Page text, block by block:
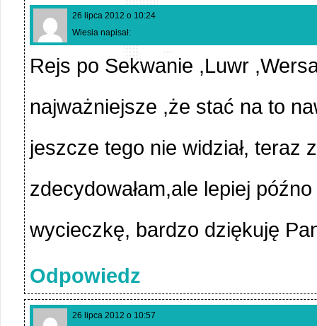
26 lipca 2012 o 10:24
Wiesia napisał:
Rejs po Sekwanie ,Luwr
najważniejsze ,że stać na to
jeszcze tego nie widział, teraz
zdecydowałam,ale lepiej
wycieczkę, bardzo dziękuję
Odpowiedz
26 lipca 2012 o 10:57